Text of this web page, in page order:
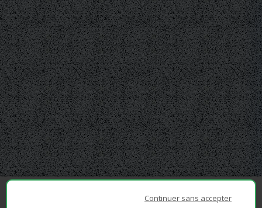
Continuer sans accepter